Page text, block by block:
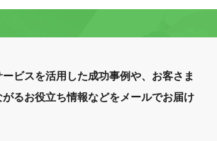
ービスを活用した成功事例や、お客さま
るお役立ち情報などをメールでお届け